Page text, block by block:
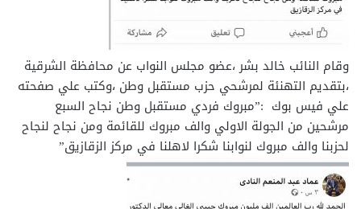
وقام النائب خالد بشر ،عضو مجلس النواب عن محافظة الشرقية
،بتقديم التهنئة لمرشحي حزب مستقبل وطن ،وكتب علي صفحته
علي فيس بوك :”مبروك فردي مستقبل وطن نجاح السبع
مرشحين من الجولة الاولي والف مبروك للقائمة ومن نجاح لنجاح
لحزبنا والف مبروك لنوابنا شكرا لاهلنا في مركز الزقازيق”